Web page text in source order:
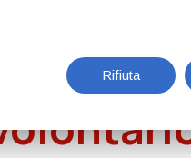
forteRifiuta